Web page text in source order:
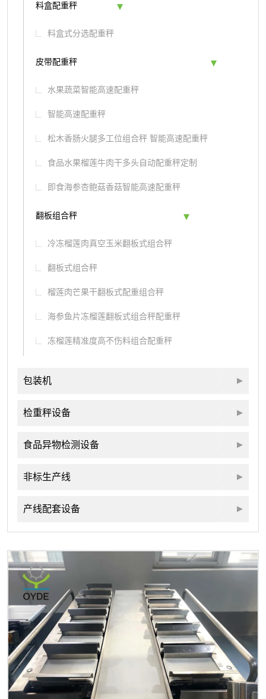
料盒配重秤
料盒式分选配重秤
皮带配重秤
水果蔬菜智能高速配重秤
智能高速配重秤
松木香肠火腿多工位组合秤 智能高速配重秤
食品水果榴莲牛肉干多头自动配重秤定制
即食海参杏鲍菇香菇智能高速配重秤
翻板组合秤
冷冻榴莲肉真空玉米翻板式组合秤
翻板式组合秤
榴莲肉芒果干翻板式配重组合秤
海参鱼片冻榴莲翻板式组合秤配重秤
冻榴莲精准度高不伤料组合配重秤
包装机
检重秤设备
食品异物检测设备
非标生产线
产线配套设备